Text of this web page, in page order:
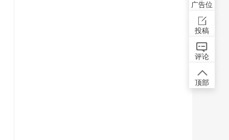
广告位
投稿
评论
顶部